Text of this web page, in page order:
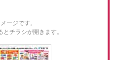
ージです。
チラシが開きます。